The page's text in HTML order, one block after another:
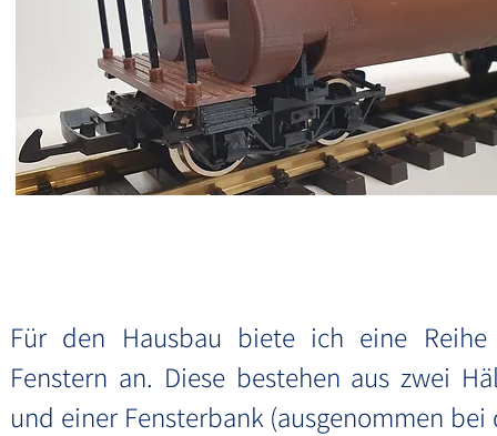
Für den Hausbau biete ich eine
Fenstern an. Diese bestehen aus zwei
und einer Fensterbank (ausgenommen bei